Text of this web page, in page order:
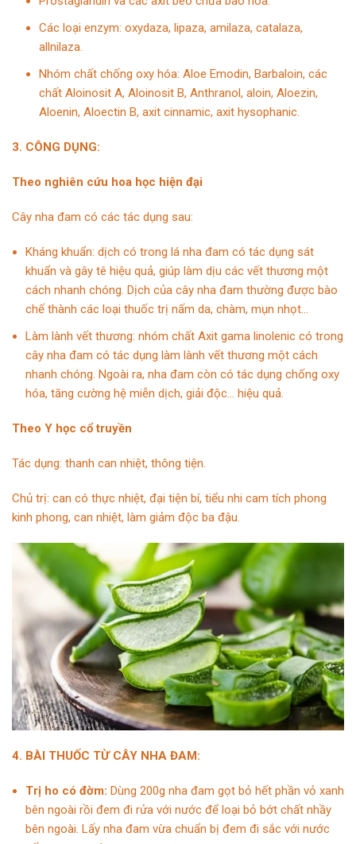
Các loại enzym: oxydaza, lipaza, amilaza, catalaza,
allnilaza.
Nhóm chất chống oxy hóa: Aloe Emodin, Barbaloin, các
chất Aloinosit A, Aloinosit B, Anthranol, aloin, Aloezin,
Aloenin, Aloectin B, axit cinnamic, axit hysophanic.
3. CÔNG DỤNG:
Theo nghiên cứu hoa học hiện đại
Cây nha đam có các tác dụng sau:
Kháng khuẩn: dịch có trong lá nha đam có tác dụng sát
khuẩn và gây tê hiệu quả, giúp làm dịu các vết thương một
cách nhanh chóng. Dịch của cây nha đam thường được bào
chế thành các loại thuốc trị nấm da, chàm, mụn nhọt…
Làm lành vết thương: nhóm chất Axit gama linolenic có trong
cây nha đam có tác dụng làm lành vết thương một cách
nhanh chóng. Ngoài ra, nha đam còn có tác dụng chống oxy
hóa, tăng cường hệ miễn dịch, giải độc… hiệu quả.
Theo Y học cổ truyền
Tác dụng: thanh can nhiệt, thông tiện.
Chủ trị: can có thực nhiệt, đại tiện bí, tiểu nhi cam tích phong
kinh phong, can nhiệt, làm giảm độc ba đậu.
4. BÀI THUỐC TỪ CÂY NHA ĐAM:
Trị ho có đờm: Dùng 200g nha đam gọt bỏ hết phần vỏ xanh
bên ngoài rồi đem đi rửa với nước để loại bỏ bớt chất nhầy
bên ngoài. Lấy nha đam vừa chuẩn bị đem đi sắc với nước